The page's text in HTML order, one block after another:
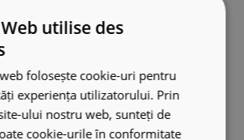
Feuilles tropicales
49.99 €
utilise des
folosește cookie-uri pentru
experiența utilizatorului. Prin
ului nostru web, sunteți de
cookie-urile în conformitate